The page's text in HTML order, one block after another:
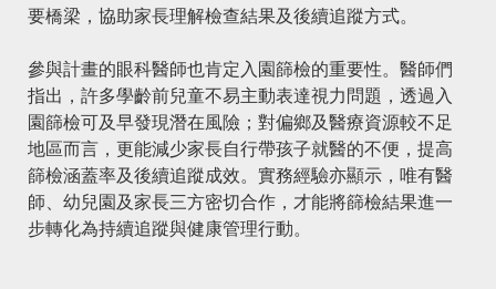
要橋梁，協助家長理解檢查結果及後續追蹤方式。
參與計畫的眼科醫師也肯定入園篩檢的重要性。醫師們
指出，許多學齡前兒童不易主動表達視力問題，透過入
園篩檢可及早發現潛在風險；對偏鄉及醫療資源較不足
地區而言，更能減少家長自行帶孩子就醫的不便，提高
篩檢涵蓋率及後續追蹤成效。實務經驗亦顯示，唯有醫
師、幼兒園及家長三方密切合作，才能將篩檢結果進一
步轉化為持續追蹤與健康管理行動。